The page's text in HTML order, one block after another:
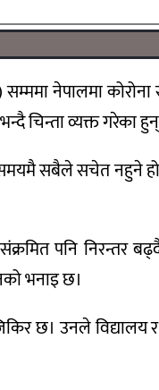
नेपालमा
चिन्ता व्यक्त गरेका
सबैले सचेत नहुने
पनि निरन्तर
भनाइ छ।
छ। उनले